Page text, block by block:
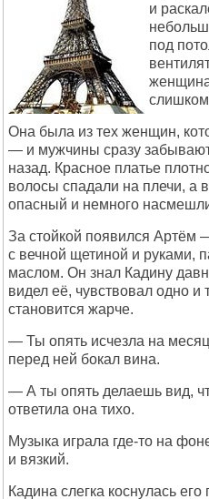
и
под
слишком
Она была из тех женщин,
— и мужчины сразу
назад. Красное платье
волосы спадали на плечи, а
опасный и немного
За стойкой появился Артём
с вечной щетиной и
маслом. Он знал Кадину
видел её, чувствовал одно и
становится жарче.
— Ты опять исчезла на
перед ней бокал вина.
— А ты опять делаешь вид,
ответила она тихо.
Музыка играла где-то на
и вязкий.
Кадина слегка коснулась